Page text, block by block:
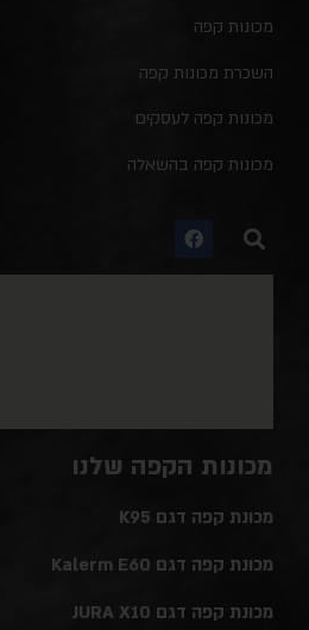
מכונות קפה
השכרת מכונות קפה
מכונות קפה לעסקים
מכונות קפה בהשאלה
מכונות הקפה שלנו
מכונת קפה דגם K95
מכונת קפה דגם Kalerm E60
מכונת קפה דגם JURA X10